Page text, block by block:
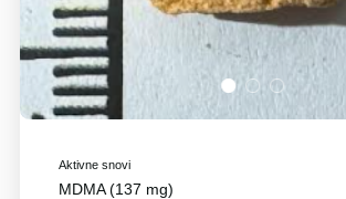
1 2 3
Aktivne snovi
MDMA (137 mg)